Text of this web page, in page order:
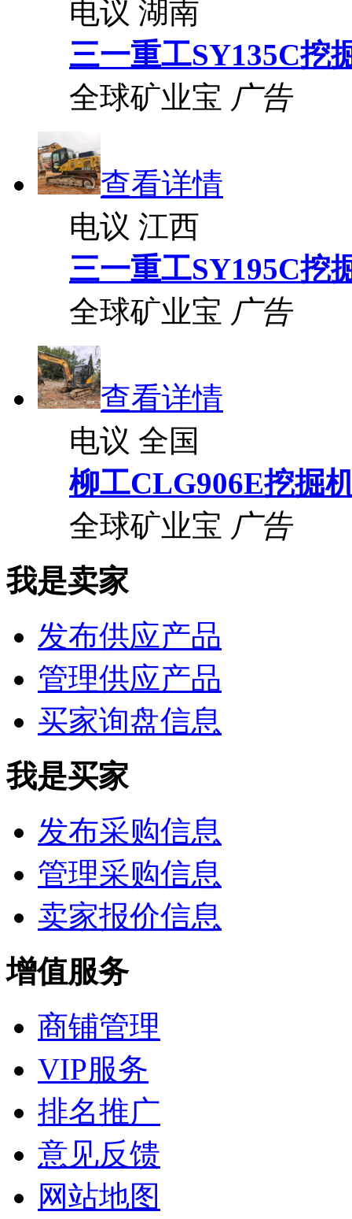
电议 湖南
三一重工SY135C挖
全球矿业宝 广告
查看详情
电议 江西
三一重工SY195C挖
全球矿业宝 广告
查看详情
电议 全国
柳工CLG906E挖掘
全球矿业宝 广告
我是卖家
发布供应产品
管理供应产品
买家询盘信息
我是买家
发布采购信息
管理采购信息
卖家报价信息
增值服务
商铺管理
VIP服务
排名推广
意见反馈
网站地图